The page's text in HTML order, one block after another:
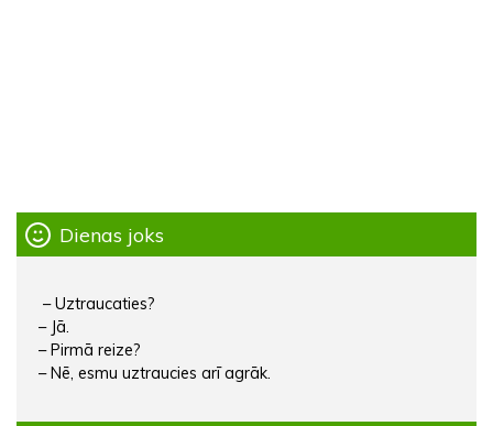
Dienas joks
– Uztraucaties?
– Jā.
– Pirmā reize?
– Nē, esmu uztraucies arī agrāk.